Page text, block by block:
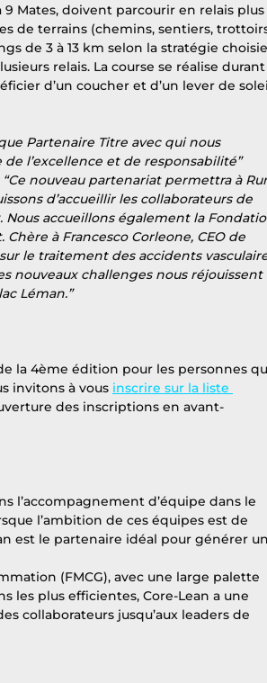
Mates, doivent parcourir en relais plus
de terrains (chemins, sentiers,
de 3 à 13 km selon la stratégie choisie
relais. La course se réalise durant
d’un coucher et d’un lever de
Partenaire Titre avec qui nous
l’excellence et de responsabilité”
“Ce nouveau partenariat permettra à
d’accueillir les collaborateurs de
accueillons également la
à Francesco Corleone, CEO de
le traitement des accidents
nouveaux challenges nous réjouissent
Léman.”
la 4ème édition pour les personnes
invitons à vous inscrire sur la liste
des inscriptions en avant-
l’accompagnement d’équipe dans le
l’ambition de ces équipes est de
est le partenaire idéal pour générer
(FMCG), avec une large palette
les plus efficientes, Core-Lean a une
collaborateurs jusqu’aux leaders de